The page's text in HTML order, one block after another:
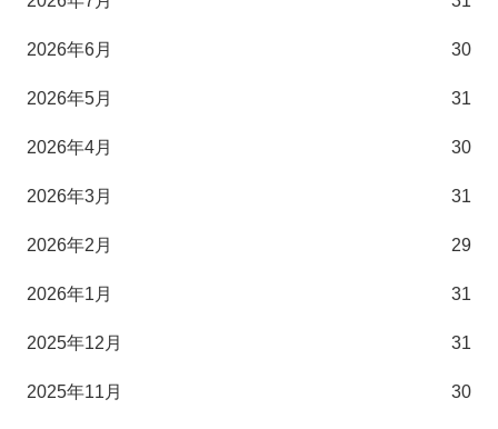
2026年6月 30
2026年5月 31
2026年4月 30
2026年3月 31
2026年2月 29
2026年1月 31
2025年12月 31
2025年11月 30